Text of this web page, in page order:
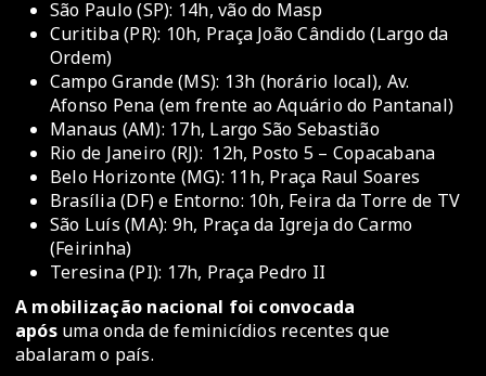
São Paulo (SP): 14h, vão do Masp
Curitiba (PR): 10h, Praça João Cândido (Largo da
Ordem)
Campo Grande (MS): 13h (horário local), Av.
Afonso Pena (em frente ao Aquário do Pantanal)
Manaus (AM): 17h, Largo São Sebastião
Rio de Janeiro (RJ): 12h, Posto 5 – Copacabana
Belo Horizonte (MG): 11h, Praça Raul Soares
Brasília (DF) e Entorno: 10h, Feira da Torre de TV
São Luís (MA): 9h, Praça da Igreja do Carmo
(Feirinha)
Teresina (PI): 17h, Praça Pedro II
A mobilização nacional foi convocada
após uma onda de feminicídios recentes que
abalaram o país.